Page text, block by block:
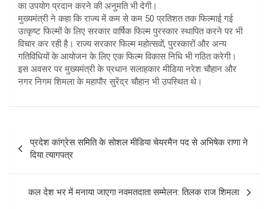
का उपयोग प्रदान करने की अनुमति भी देगी।
मुख्यमंत्री ने कहा कि राज्य में कम से कम 50 प्रतिशत तक फिल्माई गई
उत्कृष्ट फिल्मों के लिए सरकार वार्षिक फिल्म पुरस्कार स्थापित करने पर भी
विचार कर रही है। राज्य सरकार फिल्म महोत्सवों, पुरस्कारों और अन्य
गतिविधियों के आयोजन के लिए एक फिल्म विकास निधि भी गठित करेगी।
इस अवसर पर मुख्यमंत्री के प्रधान सलाहकार मीडिया नरेश चौहान और
नगर निगम शिमला के महापौर सुरेंद्र चौहान भी उपस्थित थे।
navigation
प्रदेश कांग्रेस समिति के सोशल मीडिया चेयरमैन पद से अभिषेक राणा ने
दिया त्यागपत्र
कल देश भर में मनाया जाएगा नवमतदाता सम्मेलन: तिलक राज शिमला